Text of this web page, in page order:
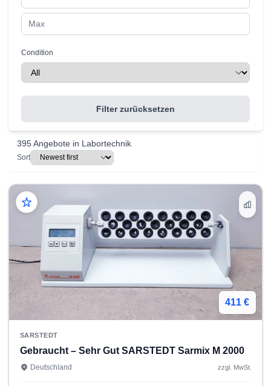
Condition
Filter zurücksetzen
395Angebote in Labortechnik
Sort
411 €
SARSTEDT
Gebraucht – Sehr Gut SARSTEDT Sarmix M 2000
Deutschland zzgl. MwSt.